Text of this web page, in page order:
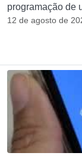
programação de
12 de agosto de